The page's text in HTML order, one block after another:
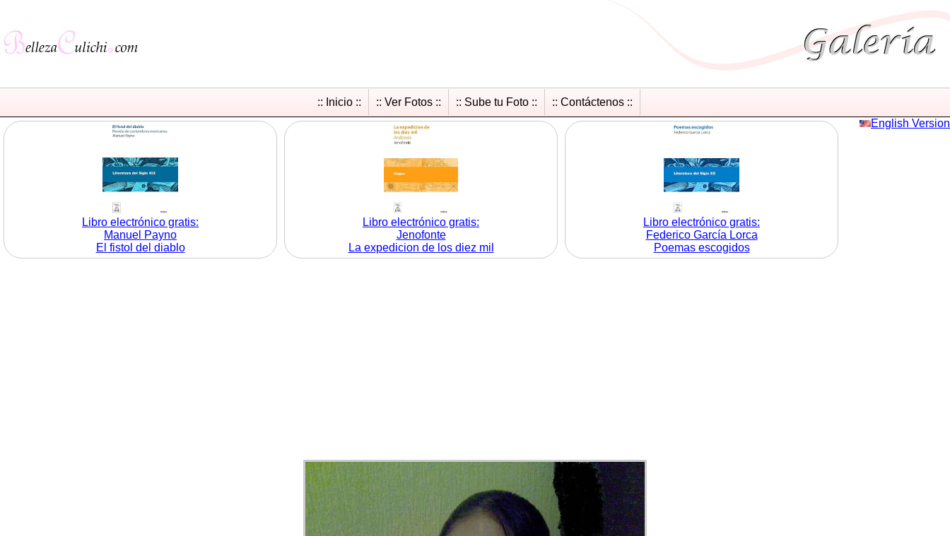
:: Inicio :: :: Ver Fotos :: :: Sube tu Foto ::
:: Contáctenos ::
English Version
Libro electrónico gratis:
Manuel Payno
El fistol del diablo
Libro electrónico gratis:
Jenofonte
La expedicion de los diez mil
Libro electrónico gratis:
Federico García Lorca
Poemas escogidos